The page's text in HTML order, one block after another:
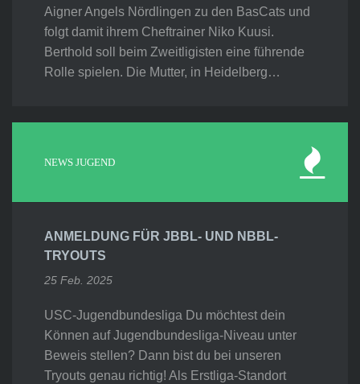
Aigner Angels Nördlingen zu den BasCats und
folgt damit ihrem Cheftrainer Niko Kuusi.
Berthold soll beim Zweitligisten eine führende
Rolle spielen. Die Mutter, in Heidelberg…
NEWS JUGEND
ANMELDUNG FÜR JBBL- UND NBBL-
TRYOUTS
25 Feb. 2025
USC-Jugendbundesliga Du möchtest dein
Können auf Jugendbundesliga-Niveau unter
Beweis stellen? Dann bist du bei unseren
Tryouts genau richtig! Als Erstliga-Standort